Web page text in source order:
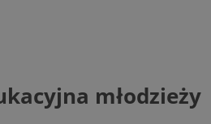
młodzieży